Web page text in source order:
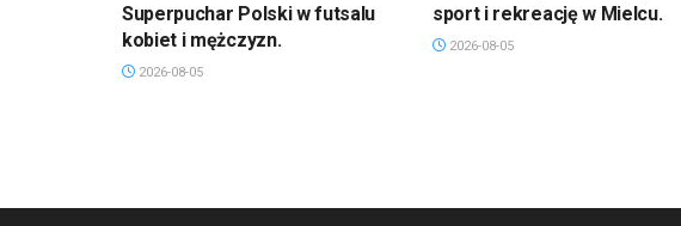
Superpuchar Polski w futsalu
kobiet i mężczyzn.
2026-08-05
sport i rekreację w Mielcu.
2026-08-05